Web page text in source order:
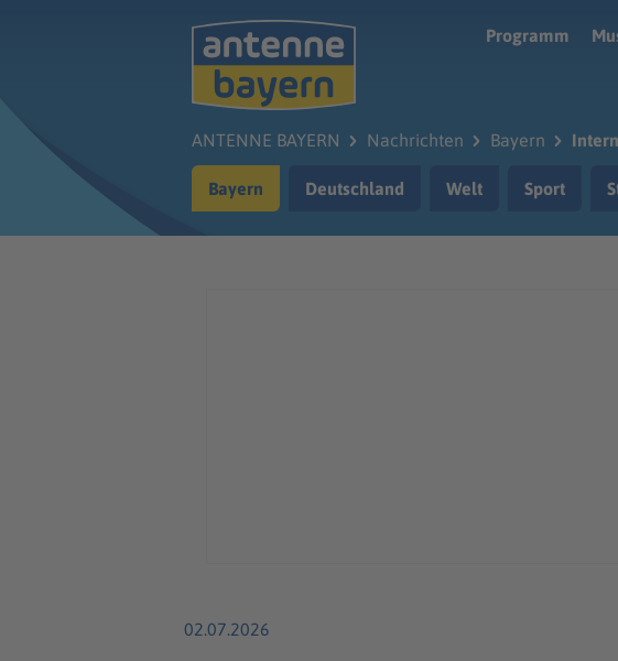
Programm
ANTENNE BAYERN Nachrichten Bayern
Bayern Deutschland Welt Sport
02.07.2026